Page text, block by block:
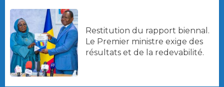
Restitution du rapport biennal.
Le Premier ministre exige des
résultats et de la redevabilité.